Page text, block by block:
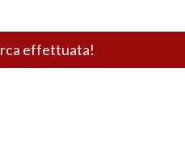
effettuata!